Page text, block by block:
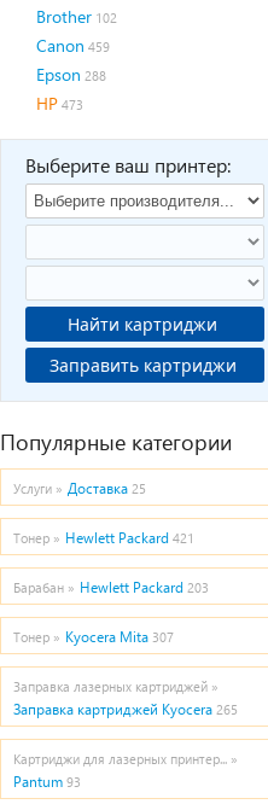
Brother 102
Canon 459
Epson 288
HP 473
Выберите ваш принтер:
Найти картриджи
Заправить картриджи
Популярные категории
Услуги » Доставка 25
Тонер » Hewlett Packard 421
Барабан » Hewlett Packard 203
Тонер » Kyocera Mita 307
Заправка лазерных картриджей »
Заправка картриджей Kyocera 265
Картриджи для лазерных принтер... »
Pantum 93